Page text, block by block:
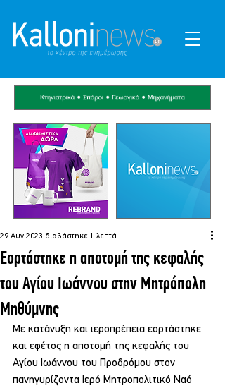
Εορτάστηκε η αποτομή της κεφαλής
του Αγίου Ιωάννου στην Μητρόπολη
Μηθύμνης
29 Αυγ 2023 διαβάστηκε 1 λεπτά
Με κατάνυξη και ιεροπρέπεια εορτάστηκε
και εφέτος η αποτομή της κεφαλής του
Αγίου Ιωάννου του Προδρόμου στον
πανηγυρίζοντα Ιερό Μητροπολιτικό Ναό